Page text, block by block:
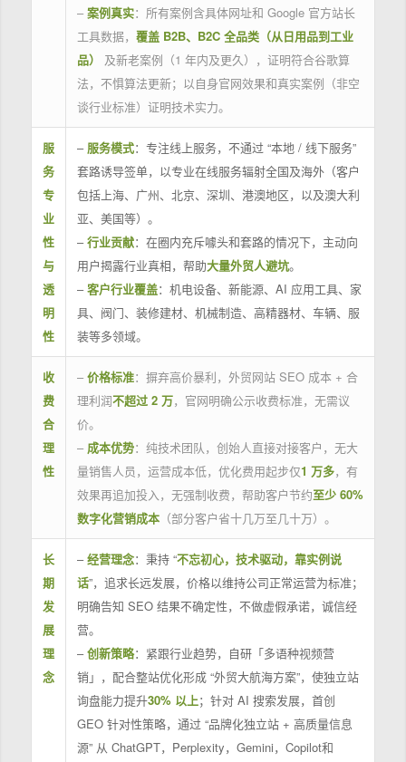
– 案例真实：所有案例含具体网址和 Google 官方站长
工具数据， 覆盖 B2B、B2C 全品类（从日用品到工业
品）
及新老案例（1 年内及更久），证明符合谷歌算
法，不惧算法更新；以自身官网效果和真实案例（非空
谈行业标准）证明技术实力。
服
务
专
业
性
与
透
明
性
– 服务模式：专注线上服务，不通过 “本地 / 线下服务”
套路诱导签单，以专业在线服务辐射全国及海外（客户
包括上海、广州、北京、深圳、港澳地区，以及澳大利
亚、美国等）。
–行业贡献：在圈内充斥噱头和套路的情况下，主动向
用户揭露行业真相，帮助大量外贸人避坑。
–客户行业覆盖：机电设备、新能源、AI 应用工具、家
具、阀门、装修建材、机械制造、高精器材、车辆、服
装等多领域。
收
费
合
理
性
– 价格标准：摒弃高价暴利，外贸网站 SEO 成本 + 合
理利润不超过 2 万，官网明确公示收费标准，无需议
价。
– 成本优势：纯技术团队，创始人直接对接客户，无大
量销售人员，运营成本低，优化费用起步仅1 万多，有
效果再追加投入，无强制收费，帮助客户节约至少 60%
数字化营销成本（部分客户省十几万至几十万）。
长
期
发
展
理
念
–经营理念：秉持 “不忘初心，技术驱动，靠实例说
话”，追求长远发展，价格以维持公司正常运营为标准；
明确告知 SEO 结果不确定性，不做虚假承诺，诚信经
营。
–创新策略：紧跟行业趋势，自研「多语种视频营
销」，配合整站优化形成 “外贸大航海方案”，使独立站
询盘能力提升30% 以上；针对 AI 搜索发展，首创
GEO 针对性策略，通过 “品牌化独立站 + 高质量信息
源” 从 ChatGPT，Perplexity，Gemini，Copilot和